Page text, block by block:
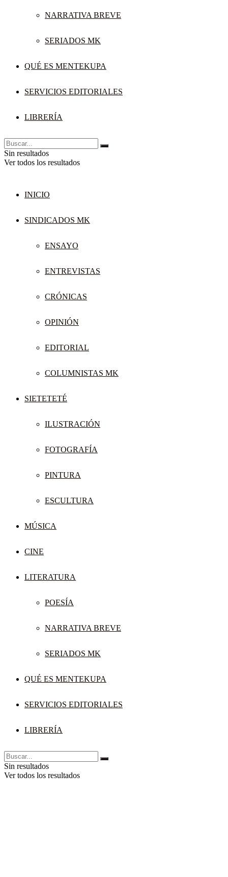
NARRATIVA BREVE
SERIADOS MK
QUÉ ES MENTEKUPA
SERVICIOS EDITORIALES
LIBRERÍA
Sin resultados
Ver todos los resultados
INICIO
SINDICADOS MK
ENSAYO
ENTREVISTAS
CRÓNICAS
OPINIÓN
EDITORIAL
COLUMNISTAS MK
SIETETETÉ
ILUSTRACIÓN
FOTOGRAFÍA
PINTURA
ESCULTURA
MÚSICA
CINE
LITERATURA
POESÍA
NARRATIVA BREVE
SERIADOS MK
QUÉ ES MENTEKUPA
SERVICIOS EDITORIALES
LIBRERÍA
Sin resultados
Ver todos los resultados